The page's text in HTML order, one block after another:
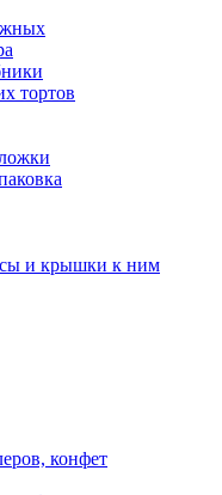
тортов
и крышки к ним
конфет